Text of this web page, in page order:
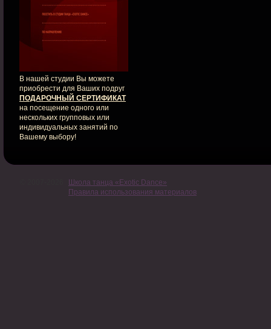
В нашей студии Вы можете
приобрести для Ваших подруг
ПОДАРОЧНЫЙ СЕРТИФИКАТ
на посещение одного или
нескольких групповых или
индивидуальных занятий по
Вашему выбору!
Школа танца «Exotic Dance»
Правила использования материалов